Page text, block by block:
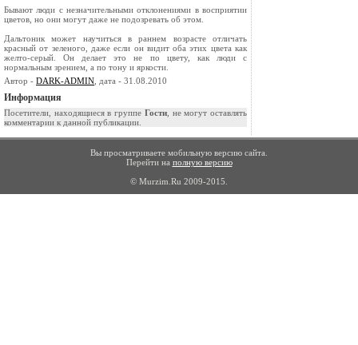
Бывают люди с незначительными отклонениями в восприятии
цветов, но они могут даже не подозревать об этом.
Дальтоник может научиться в раннем возрасте отличать
красный от зеленого, даже если он ви­дит оба этих цвета как
желто-серый. Он делает это не по цвету, как люди с
нормальным зрени­ем, а по тону и яркости.
Автор - DARK-ADMIN , дата - 31.08.2010
Информация
Посетители, находящиеся в группе Гости, не могут оставлять
комментарии к данной публикации.
Вы просматриваете мобильную версию сайта.
Перейти на полную версию
© Murzim.Ru 2009-2015.